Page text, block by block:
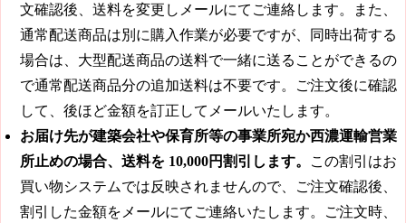
文確認後、送料を変更しメールにてご連絡します。また、
通常配送商品は別に購入作業が必要ですが、同時出荷する
場合は、大型配送商品の送料で一緒に送ることができるの
で通常配送商品分の追加送料は不要です。ご注文後に確認
して、後ほど金額を訂正してメールいたします。
お届け先が建築会社や保育所等の事業所宛か西濃運輸営業
所止めの場合、送料を 10,000円割引します。
この割引はお
買い物システムでは反映されませんので、ご注文確認後、
割引した金額をメールにてご連絡いたします。ご注文時、